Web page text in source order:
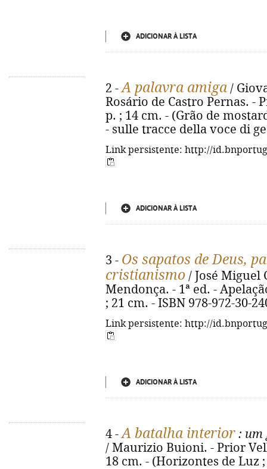
ADICIONAR À LISTA
2 -A palavra amiga /
Rosário de Castro Pernas. -
p. ; 14 cm. - (Grão de
- sulle tracce della voce di
Link persistente: http://
ADICIONAR À LISTA
3 - Os sapatos de Deus,
cristianismo / José Miguel
Mendonça. - 1ª ed. -
; 21 cm. - ISBN 978-972-30-
Link persistente: http://
ADICIONAR À LISTA
4 -A batalha interior : um
/ Maurizio Buioni. - Prior
18 cm. - (Horizontes de Luz ;